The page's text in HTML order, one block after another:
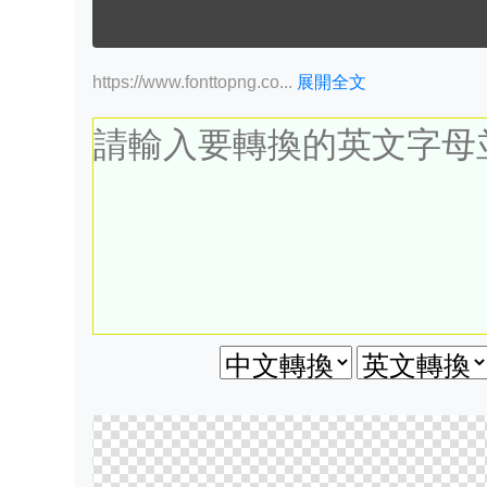
https://www.fonttopng.co... 展開全文